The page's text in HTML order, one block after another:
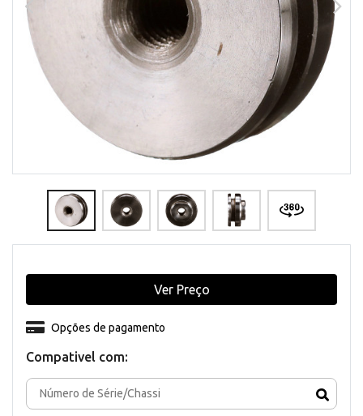
Compativel com:
Opções de pagamento
Ver Preço